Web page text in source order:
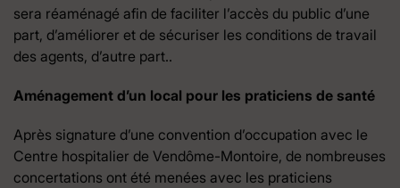
sera réaménagé afin de faciliter l’accès du public d’une
part, d’améliorer et de sécuriser les conditions de travail
des agents, d’autre part..
Aménagement d’un local pour les praticiens de santé
Après signature d’une convention d’occupation avec le
Centre hospitalier de Vendôme-Montoire, de nombreuses
concertations ont été menées avec les praticiens